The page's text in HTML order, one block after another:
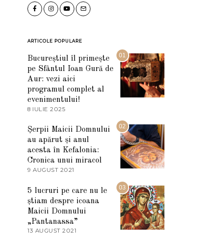
ARTICOLE POPULARE
01
Bucureștiul îl primește
pe Sfântul Ioan Gură de
Aur: vezi aici
programul complet al
evenimentului!
8 IULIE 2025
U
L
I
2
0
02
Șerpii Maicii Domnului
au apărut și anul
acesta în Kefalonia:
Cronica unui miracol
9 AUGUST 2021
A
R
T
I
2
03
5 lucruri pe care nu le
știam despre icoana
Maicii Domnului
„Pantanassa”
13 AUGUST 2021